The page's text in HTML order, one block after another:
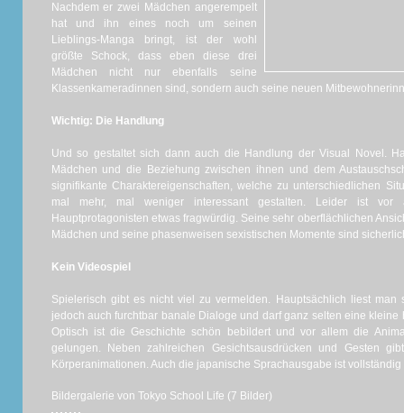
Nachdem er zwei Mädchen angerempelt
hat und ihn eines noch um seinen
Lieblings-Manga bringt, ist der wohl
größte Schock, dass eben diese drei
Mädchen nicht nur ebenfalls seine
Klassenkameradinnen sind, sondern auch seine neuen
Wichtig: Die Handlung
Und so gestaltet sich dann auch die Handlung der Visual Novel.
Mädchen und die Beziehung zwischen ihnen und dem
signifikante Charaktereigenschaften, welche zu unterschiedlichen
mal mehr, mal weniger interessant gestalten. Leider ist vor
Hauptprotagonisten etwas fragwürdig. Seine sehr oberflächlichen
Mädchen und seine phasenweisen sexistischen Momente sind
Kein Videospiel
Spielerisch gibt es nicht viel zu vermelden. Hauptsächlich liest man
jedoch auch furchtbar banale Dialoge und darf ganz selten eine kleine
Optisch ist die Geschichte schön bebildert und vor allem die
gelungen. Neben zahlreichen Gesichtsausdrücken und Gesten
Körperanimationen. Auch die japanische Sprachausgabe ist
Bildergalerie von Tokyo School Life (7 Bilder)